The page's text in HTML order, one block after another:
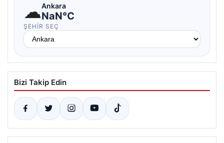
☁Ankara
NaN°C
ŞEHIR SEÇ
Bizi Takip Edin